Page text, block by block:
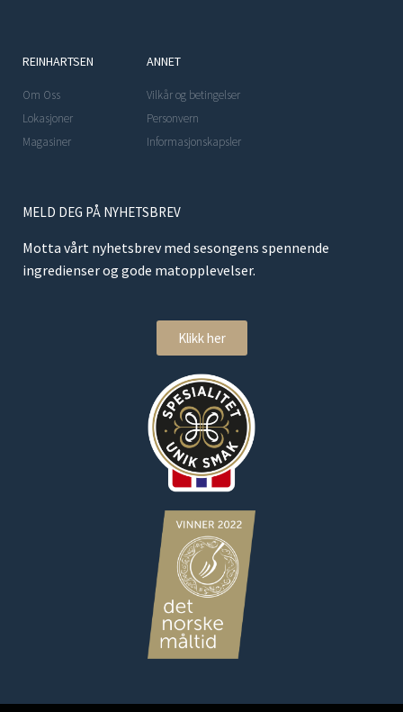
REINHARTSEN
Om Oss
Lokasjoner
Magasiner
ANNET
Vilkår og betingelser
Personvern
Informasjonskapsler
MELD DEG PÅ NYHETSBREV
Motta vårt nyhetsbrev med sesongens spennende
ingredienser og gode matopplevelser.
Klikk her